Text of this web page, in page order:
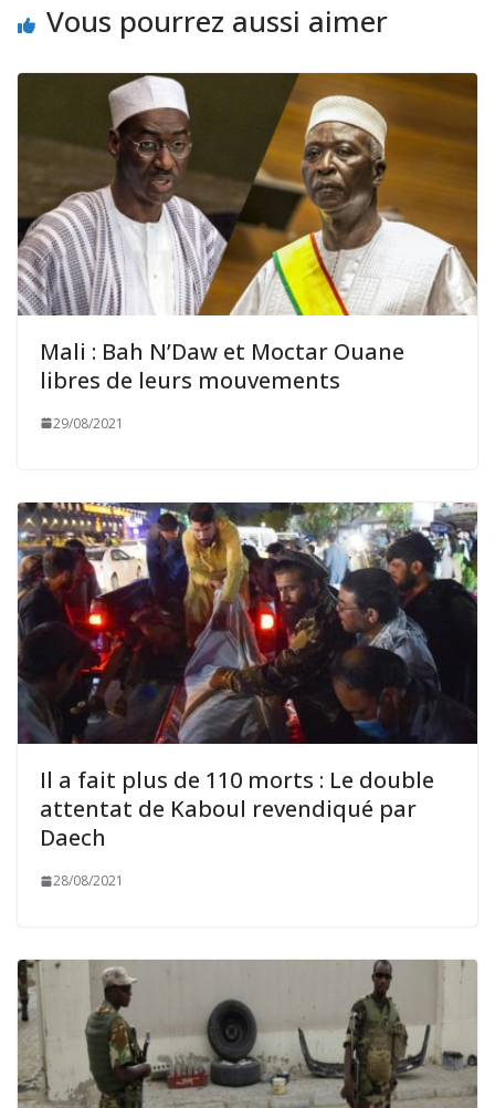
Vous pourrez aussi aimer
Mali : Bah N’Daw et Moctar Ouane
libres de leurs mouvements
29/08/2021
Il a fait plus de 110 morts : Le double
attentat de Kaboul revendiqué par
Daech
28/08/2021